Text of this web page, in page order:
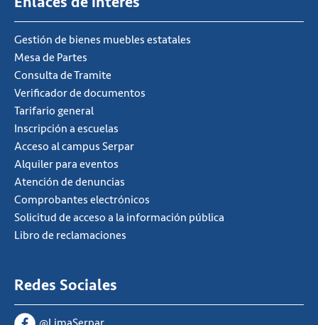
Gestión de bienes muebles estatales
Mesa de Partes
Consulta de Tramite
Verificador de documentos
Tarifario general
Inscripción a escuelas
Acceso al campus Serpar
Alquiler para eventos
Atención de denuncias
Comprobantes electrónicos
Solicitud de acceso a la información pública
Libro de reclamaciones
Redes Sociales